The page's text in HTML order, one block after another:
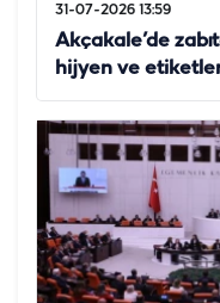
31-07-2026 13:59
Akçakale’de
hijyen ve